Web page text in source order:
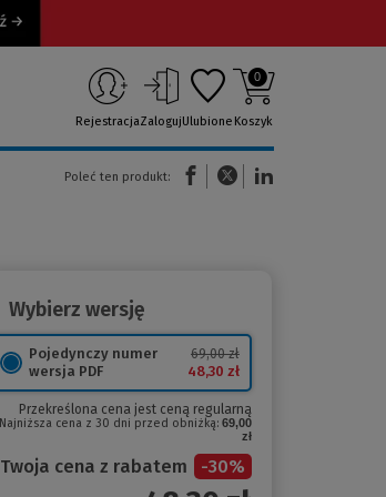
RejestracjaZalogujUlubione
0
Koszyk
Poleć ten produkt:
(Nowe okno)(Link do innej strony)
Wybierz wersję
Pojedynczy numer
wersja PDF
69,00 zł
48,30 zł
Przekreślona cena jest ceną regularną
Najniższa cena z 30 dni przed obniżką: 69,00
zł
Twoja cena z rabatem -30%